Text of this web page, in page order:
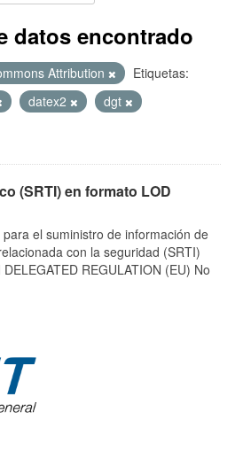
datos encontrado
Attribution
Etiquetas:
datex2
dgt
(SRTI) en formato LOD
el suministro de información de
con la seguridad (SRTI)
REGULATION (EU) No